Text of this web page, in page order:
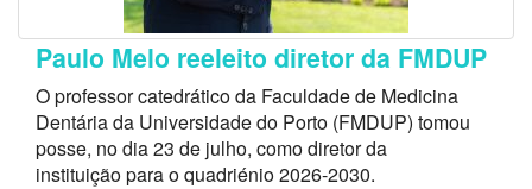
Paulo Melo reeleito diretor da FMDUP
O professor catedrático da Faculdade de Medicina
Dentária da Universidade do Porto (FMDUP) tomou
posse, no dia 23 de julho, como diretor da
instituição para o quadriénio 2026-2030.